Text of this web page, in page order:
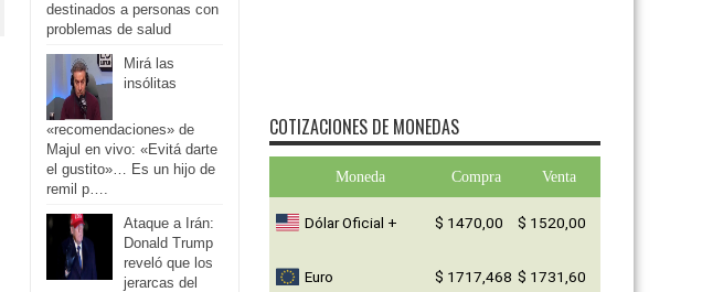
destinados a personas con
problemas de salud
Mirá las
insólitas
«recomendaciones» de
Majul en vivo: «Evitá darte
el gustito»… Es un hijo de
remil p….
Ataque a Irán:
Donald Trump
reveló que los
jerarcas del
COTIZACIONES DE MONEDAS
Moneda Compra Venta
Dólar Oficial + $ 1470,00 $ 1520,00
Euro $ 1717,468 $ 1731,60